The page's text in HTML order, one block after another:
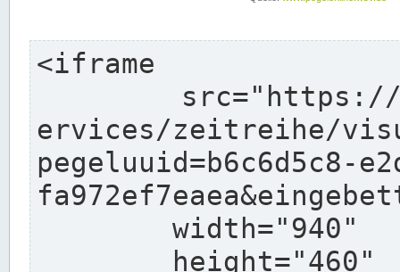
<iframe
ervices/zeitreihe/
pegeluuid=b6c6d5c8-